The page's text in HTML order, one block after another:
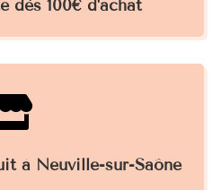
dès 100€ d'achat
à Neuville-sur-Saône